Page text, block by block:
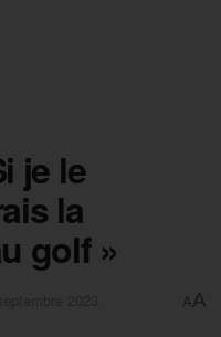
je le
la
golf »
AA